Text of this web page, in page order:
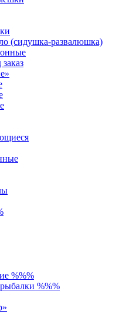
(сидушка-развалюшка)
%%%
%%%